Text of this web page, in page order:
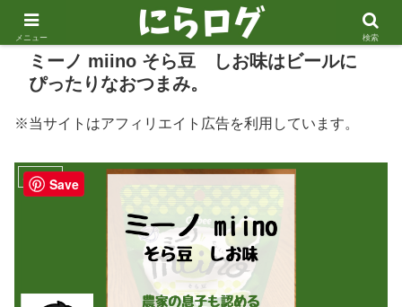
ミーノ miino そら豆 しお味はビールに
ぴったりなおつまみ。
※当サイトはアフィリエイト広告を利用しています。
おつまみ
メニュー 検索
Save